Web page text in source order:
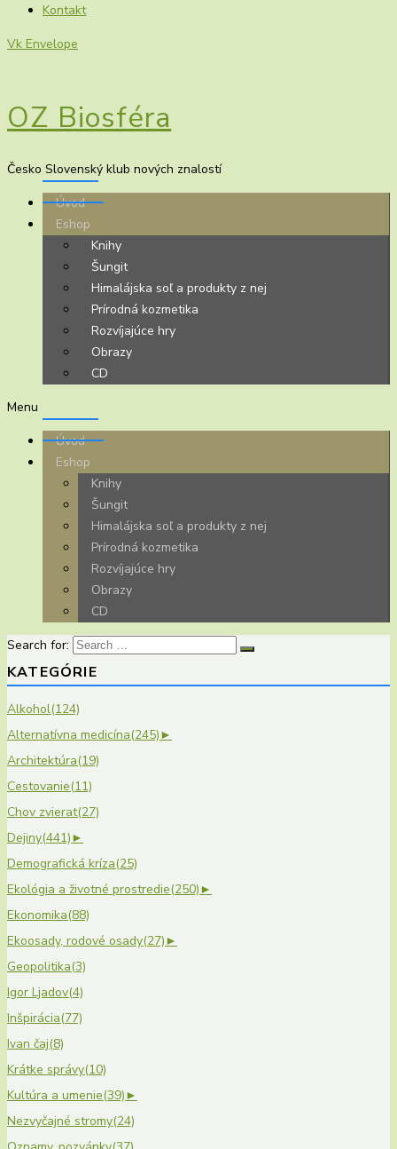
Kontakt
Vk Envelope
OZ Biosféra
Česko Slovenský klub nových znalostí
Úvod
Eshop
Knihy
Šungit
Himalájska soľ a produkty z nej
Prírodná kozmetika
Rozvíjajúce hry
Obrazy
CD
Menu
Úvod
Eshop
Knihy
Šungit
Himalájska soľ a produkty z nej
Prírodná kozmetika
Rozvíjajúce hry
Obrazy
CD
Search for:
KATEGÓRIE
Alkohol(124)
Alternatívna medicína(245)►
Architektúra(19)
Cestovanie(11)
Chov zvierat(27)
Dejiny(441)►
Demografická kríza(25)
Ekológia a životné prostredie(250)►
Ekonomika(88)
Ekoosady, rodové osady(27)►
Geopolitika(3)
Igor Ljadov(4)
Inšpirácia(77)
Ivan čaj(8)
Krátke správy(10)
Kultúra a umenie(39)►
Nezvyčajné stromy(24)